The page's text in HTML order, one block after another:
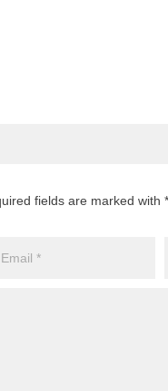
fields are marked with *